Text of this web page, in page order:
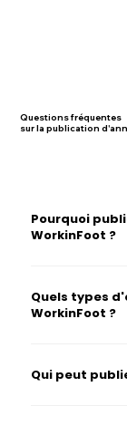
Questionsfréquentes
sur la publication
Pourquoi
WorkinFoot ?
Quels types
WorkinFoot ?
Qui peut